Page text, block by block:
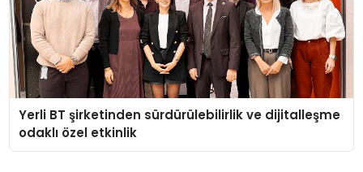
Yerli BT şirketinden sürdürülebilirlik ve dijitalleşme
odaklı özel etkinlik